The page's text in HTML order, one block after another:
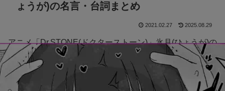
ょうが)の名言・台詞まとめ
2021.02.27 2025.08.29
アニメ「Dr.STONE(ドクターストーン)」氷月(ひょうが)の
名言・台詞をまとめていきます。